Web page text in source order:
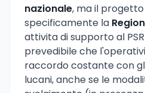
nazionale, ma il progetto
specificamente la
attivita di supporto al
prevedibile che
raccordo costante con
lucani, anche se le